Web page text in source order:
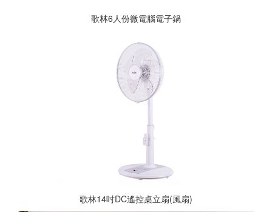
歌林6人份微電腦電子鍋
歌林14吋DC遙控桌立扇(風扇)